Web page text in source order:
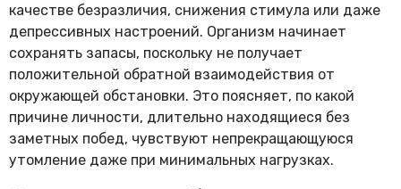
качестве безразличия, снижения стимула или даже
депрессивных настроений. Организм начинает
сохранять запасы, поскольку не получает
положительной обратной взаимодействия от
окружающей обстановки. Это поясняет, по какой
причине личности, длительно находящиеся без
заметных побед, чувствуют непрекращающуюся
утомление даже при минимальных нагрузках.